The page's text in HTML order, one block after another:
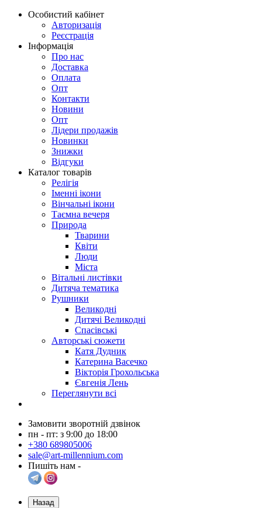
Особистий кабінет
Авторизація
Реєстрація
Інформація
Про нас
Доставка
Оплата
Опт
Контакти
Новини
Опт
Лідери продажів
Новинки
Знижки
Відгуки
Каталог товарів
Релігія
Іменні ікони
Вінчальні ікони
Таємна вечеря
Природа
Тварини
Квіти
Люди
Міста
Вітальні листівки
Дитяча тематика
Рушники
Великодні
Дитячі Великодні
Спасівські
Авторські сюжети
Катя Дудник
Катерина Васечко
Вікторія Грохольська
Євгенія Лень
Переглянути всі
Замовити зворотній дзвінок
пн - пт: з 9:00 до 18:00
+380 689805006
sale@art-millennium.com
Пишіть нам -
Назад